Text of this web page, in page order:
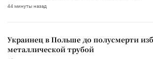
44 минуты назад
Украинец в Польше до полусмерти
металлической трубой